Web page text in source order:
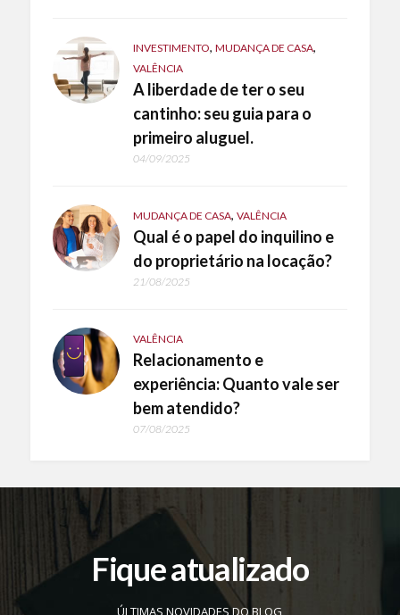
INVESTIMENTO, MUDANÇA DE CASA,
VALÊNCIA
A liberdade de ter o seu
cantinho: seu guia para o
primeiro aluguel.
04/09/2025
MUDANÇA DE CASA, VALÊNCIA
Qual é o papel do inquilino e
do proprietário na locação?
21/08/2025
VALÊNCIA
Relacionamento e
experiência: Quanto vale ser
bem atendido?
07/08/2025
Fique atualizado
ÚLTIMAS NOVIDADES DO BLOG